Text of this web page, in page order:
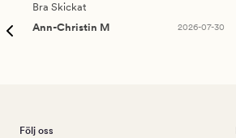
Bra Skickat
Ann-Christin M
2026-07-30
Följ oss